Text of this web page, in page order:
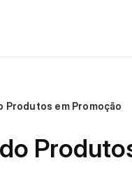
Produtos em Promoção